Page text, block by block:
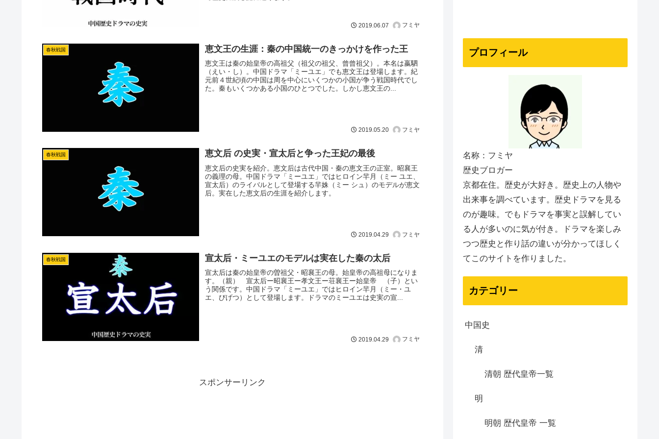
2019.06.07 フミヤ
春秋戦国 恵文王の生涯：秦の中国統一のきっかけを作った王
恵文王は秦の始皇帝の高祖父（祖父の祖父、曾曾祖父）。本名は嬴駟
（えい・し）。中国ドラマ「ミーユエ」でも恵文王は登場します。紀
元前４世紀頃の中国は周を中心にいくつかの小国が争う戦国時代でし
た。秦もいくつかある小国のひとつでした。しかし恵文王の...
2019.05.20 フミヤ
春秋戦国 恵文后 の史実・宣太后と争った王妃の最後
恵文后の史実を紹介。恵文后は古代中国・秦の恵文王の正室。昭襄王
の義理の母。中国ドラマ「ミーユエ」ではヒロイン羋月（ミー ユエ、
宣太后）のライバルとして登場する羋姝（ミー シュ）のモデルが恵文
后。実在した恵文后の生涯を紹介します。
2019.04.29 フミヤ
春秋戦国 宣太后・ミーユエのモデルは実在した秦の太后
宣太后は秦の始皇帝の曽祖父・昭襄王の母。始皇帝の高祖母になりま
す。（親） 宣太后ー昭襄王ー孝文王ー荘襄王ー始皇帝 （子）とい
う関係です。中国ドラマ「ミーユエ」ではヒロイン羋月（ミー・ユ
エ、びげつ）として登場します。ドラマのミーユエは史実の宣...
2019.04.29 フミヤ
スポンサーリンク
プロフィール
名称：フミヤ
歴史ブロガー
京都在住。歴史が大好き。歴史上の人物や
出来事を調べています。歴史ドラマを見る
のが趣味。でもドラマを事実と誤解してい
る人が多いのに気が付き。ドラマを楽しみ
つつ歴史と作り話の違いが分かってほしく
てこのサイトを作りました。
カテゴリー
中国史
清
清朝 歴代皇帝一覧
明
明朝 歴代皇帝 一覧